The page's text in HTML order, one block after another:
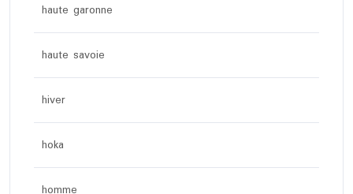
haute garonne
haute savoie
hiver
hoka
homme